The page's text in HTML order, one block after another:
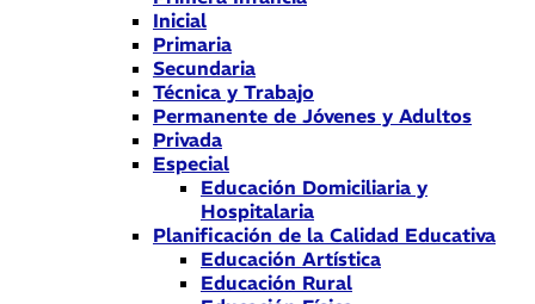
Inicial
Primaria
Secundaria
Técnica y Trabajo
Permanente de Jóvenes y Adultos
Privada
Especial
Educación Domiciliaria y
Hospitalaria
Planificación de la Calidad Educativa
Educación Artística
Educación Rural